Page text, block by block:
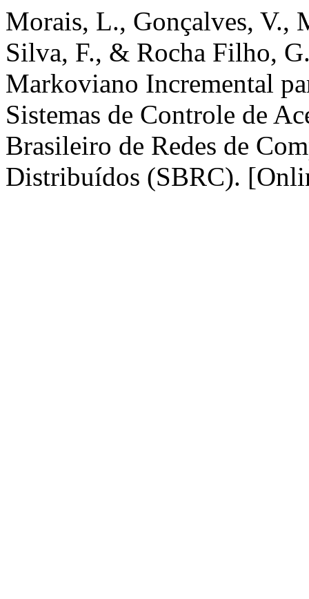
Morais, L., Gonçalves, V.,
Silva, F., & Rocha Filho,
Markoviano Incremental
Sistemas de Controle de
Brasileiro de Redes de
Distribuídos (SBRC).